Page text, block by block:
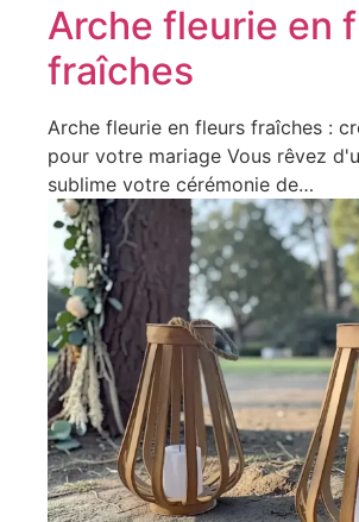
Arche fleurie en
fraîches
Arche fleurie en fleurs fraîches :
pour votre mariage Vous rêvez
sublime votre cérémonie de…